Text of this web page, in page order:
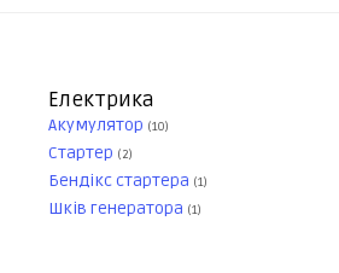
Електрика
Акумулятор (10)
Стартер (2)
Бендікс стартера (1)
Шків генератора (1)